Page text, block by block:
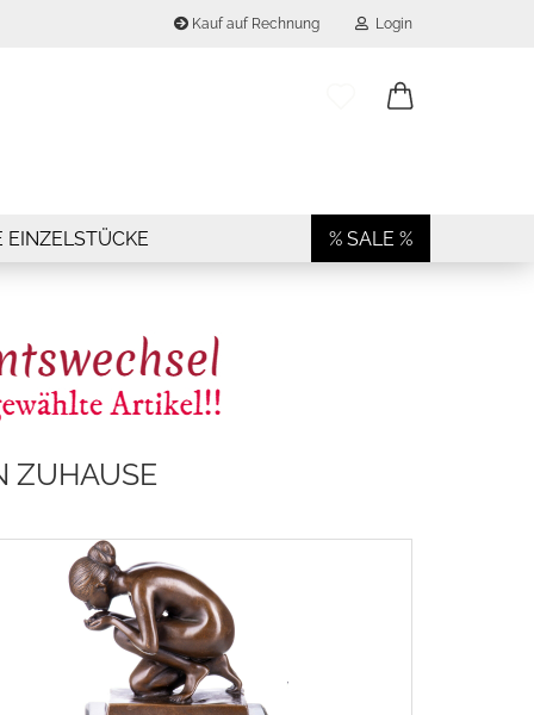
Kauf auf Rechnung Login
Konto erstellen
Passwort vergessen?
EINZELSTÜCKE % SALE %
ZUHAUSE